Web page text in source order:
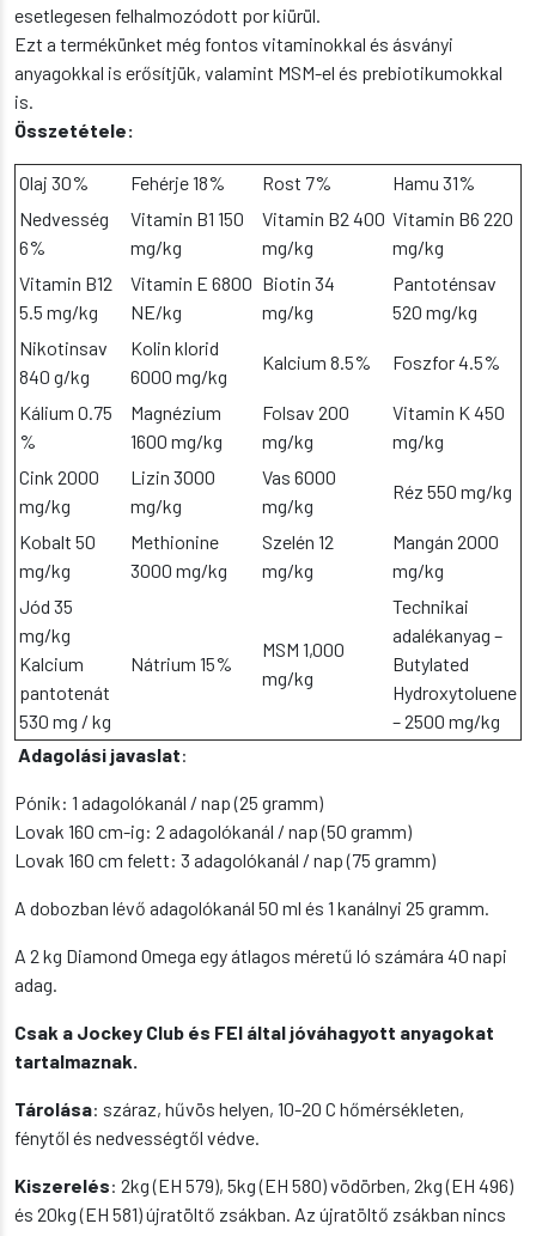
esetlegesen felhalmozódott por kiürül.
Ezt a termékünket még fontos vitaminokkal és ásványi
anyagokkal is erősítjük, valamint MSM-el és prebiotikumokkal
is.
Összetétele:
Olaj 30% Fehérje 18% Rost 7%
Hamu 31%
Nedvesség
6%
Vitamin B1 150
mg/kg
Vitamin B2 400
mg/kg
Vitamin B6 220
mg/kg
Vitamin B12
5.5 mg/kg
Vitamin E 6800
NE/kg
Biotin 34
mg/kg
Pantoténsav
520 mg/kg
Nikotinsav
840 g/kg
Kolin klorid
6000 mg/kg
Kalcium 8.5% Foszfor 4.5%
Kálium 0.75
%
Magnézium
1600 mg/kg
Folsav 200
mg/kg
Vitamin K 450
mg/kg
Cink 2000
mg/kg
Lizin 3000
mg/kg
Vas 6000
mg/kg
Réz 550 mg/kg
Kobalt 50
mg/kg
Methionine
3000 mg/kg
Szelén 12
mg/kg
Mangán 2000
mg/kg
Jód 35
mg/kg
Kalcium
pantotenát
530 mg / kg
Nátrium 15%
MSM 1,000
mg/kg
Technikai
adalékanyag –
Butylated
Hydroxytoluene
– 2500 mg/kg
Adagolási javaslat:
Pónik: 1 adagolókanál / nap (25 gramm)
Lovak 160 cm-ig: 2 adagolókanál / nap (50 gramm)
Lovak 160 cm felett: 3 adagolókanál / nap (75 gramm)
A dobozban lévő adagolókanál 50 ml és 1 kanálnyi 25 gramm.
A 2 kg Diamond Omega egy átlagos méretű ló számára 40 napi
adag.
Csak a Jockey Club és FEI által jóváhagyott anyagokat
tartalmaznak.
Tárolása: száraz, hűvös helyen, 10-20 C hőmérsékleten,
fénytől és nedvességtől védve.
Kiszerelés: 2kg (EH 579), 5kg (EH 580) vödörben, 2kg (EH 496)
és 20kg (EH 581) újratöltő zsákban. Az újratöltő zsákban nincs